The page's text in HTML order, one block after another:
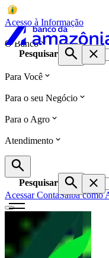
Acesso à Informação
O Banco
Pesquisar
Para Você
Para o seu Negócio
Para o Agro
Atendimento
Pesquisar
Acessar ContaSaiba como